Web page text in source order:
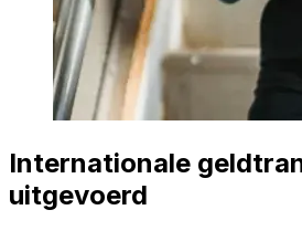
Internationale
uitgevoerd